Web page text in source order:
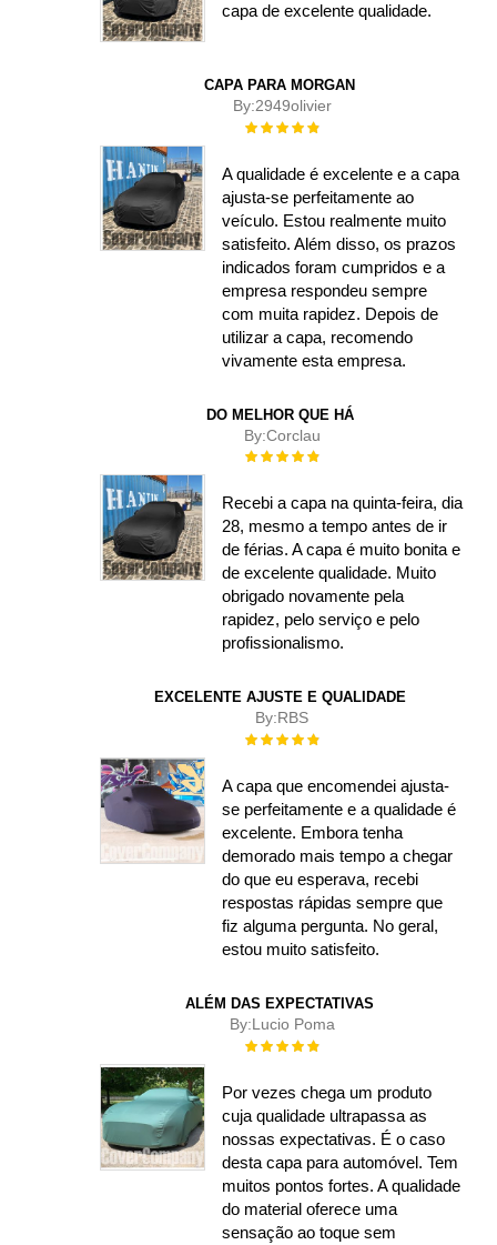
capa de excelente qualidade.
CAPA PARA MORGAN
By:2949olivier
Rating:
A qualidade é excelente e a capa
ajusta-se perfeitamente ao
veículo. Estou realmente muito
satisfeito. Além disso, os prazos
indicados foram cumpridos e a
empresa respondeu sempre
com muita rapidez. Depois de
utilizar a capa, recomendo
vivamente esta empresa.
DO MELHOR QUE HÁ
By:Corclau
Rating:
Recebi a capa na quinta-feira, dia
28, mesmo a tempo antes de ir
de férias. A capa é muito bonita e
de excelente qualidade. Muito
obrigado novamente pela
rapidez, pelo serviço e pelo
profissionalismo.
EXCELENTE AJUSTE E QUALIDADE
By:RBS
Rating:
A capa que encomendei ajusta-
se perfeitamente e a qualidade é
excelente. Embora tenha
demorado mais tempo a chegar
do que eu esperava, recebi
respostas rápidas sempre que
fiz alguma pergunta. No geral,
estou muito satisfeito.
ALÉM DAS EXPECTATIVAS
By:Lucio Poma
Rating:
Por vezes chega um produto
cuja qualidade ultrapassa as
nossas expectativas. É o caso
desta capa para automóvel. Tem
muitos pontos fortes. A qualidade
do material oferece uma
sensação ao toque sem